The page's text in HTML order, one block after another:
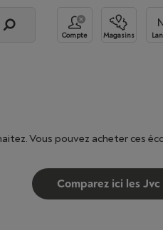
Compte Magasins
Vous pouvez acheter ces
Comparez ici les